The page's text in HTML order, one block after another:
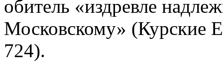
обитель «издревле
Московскому»
724).